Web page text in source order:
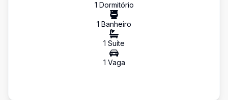
1 Dormitório
1 Banheiro
1 Suíte
1 Vaga